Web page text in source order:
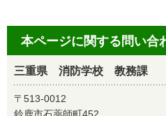
本ページに関する問い合
三重県 消防学校 教務課
〒513-0012